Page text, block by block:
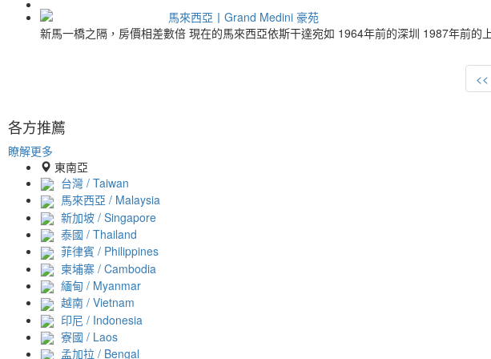
馬來西亞丨Grand Medini 豪苑
新馬一橋之隔，房價相差數倍 現在的馬來西亞依斯干達宛如 1964年前的深圳 1987年前的
<<
各方推薦
瞭解更多
東南亞
台灣 / Taiwan
馬來西亞 / Malaysia
新加坡 / Singapore
泰國 / Thailand
菲律賓 / Philippines
柬埔寨 / Cambodia
緬甸 / Myanmar
越南 / Vietnam
印尼 / Indonesia
寮國 / Laos
孟加拉 / Bengal